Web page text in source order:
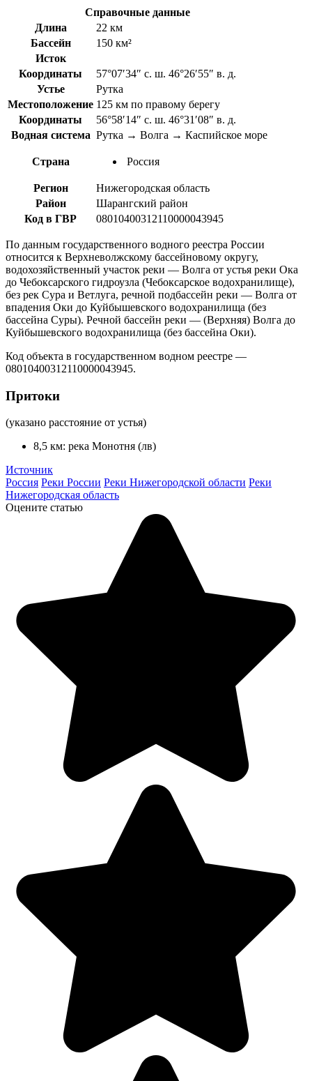
Справочные данные
Длина
22 км
Бассейн
150 км²
Исток
Координаты
57°07′34″ с. ш. 46°26′55″ в. д.
Устье
Рутка
Местоположение 125 км по правому берегу
Координаты
56°58′14″ с. ш. 46°31′08″ в. д.
Водная система Рутка → Волга → Каспийское море
Страна Россия
Регион
Нижегородская область
Район
Шарангский район
Код в ГВР
08010400312110000043945
По данным государственного водного реестра России
относится к Верхневолжскому бассейновому округу,
водохозяйственный участок реки — Волга от устья реки Ока
до Чебоксарского гидроузла (Чебоксарское водохранилище),
без рек Сура и Ветлуга, речной подбассейн реки — Волга от
впадения Оки до Куйбышевского водохранилища (без
бассейна Суры). Речной бассейн реки — (Верхняя) Волга до
Куйбышевского водохранилища (без бассейна Оки).
Код объекта в государственном водном реестре —
08010400312110000043945.
Притоки
(указано расстояние от устья)
8,5 км: река Монотня (лв)
Источник
Россия Реки России Реки Нижегородской области Реки
Нижегородская область
Оцените статью